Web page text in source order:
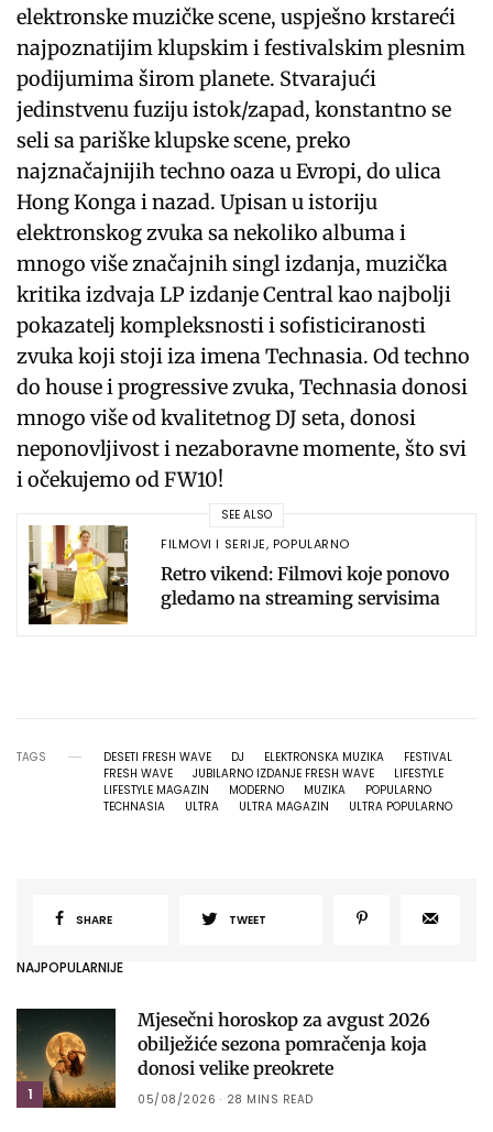
elektronske muzičke scene, uspješno krstareći
najpoznatijim klupskim i festivalskim plesnim
podijumima širom planete. Stvarajući
jedinstvenu fuziju istok/zapad, konstantno se
seli sa pariške klupske scene, preko
najznačajnijih techno oaza u Evropi, do ulica
Hong Konga i nazad. Upisan u istoriju
elektronskog zvuka sa nekoliko albuma i
mnogo više značajnih singl izdanja, muzička
kritika izdvaja LP izdanje Central kao najbolji
pokazatelj kompleksnosti i sofisticiranosti
zvuka koji stoji iza imena Technasia. Od techno
do house i progressive zvuka, Technasia donosi
mnogo više od kvalitetnog DJ seta, donosi
neponovljivost i nezaboravne momente, što svi
i očekujemo od FW10!
SEE ALSO
FILMOVI I SERIJE, POPULARNO
Retro vikend: Filmovi koje ponovo
gledamo na streaming servisima
TAGS DESETI FRESH WAVE DJ ELEKTRONSKA MUZIKA
FESTIVAL
FRESH WAVE
JUBILARNO IZDANJE FRESH WAVE
LIFESTYLE
LIFESTYLE MAGAZIN
MODERNO MUZIKA
POPULARNO
TECHNASIA
ULTRA ULTRA MAGAZIN ULTRA POPULARNO
SHARE TWEET
NAJPOPULARNIJE
1
Mjesečni horoskop za avgust 2026
obilježiće sezona pomračenja koja
donosi velike preokrete
05/08/2026 28 MINS READ